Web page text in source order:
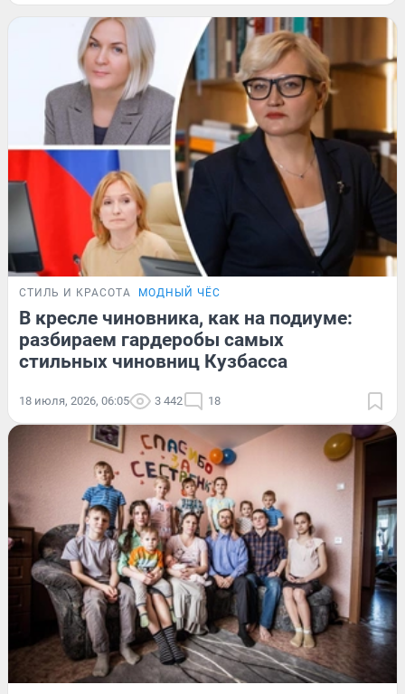
СТИЛЬ И КРАСОТА МОДНЫЙ ЧЁС
В кресле чиновника, как на подиуме:
разбираем гардеробы самых
стильных чиновниц Кузбасса
18 июля, 2026, 06:05 3 442 18